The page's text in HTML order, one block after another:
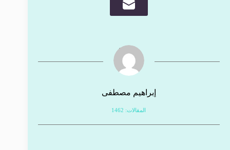
إبراهيم مصطفى
المقالات: 1462